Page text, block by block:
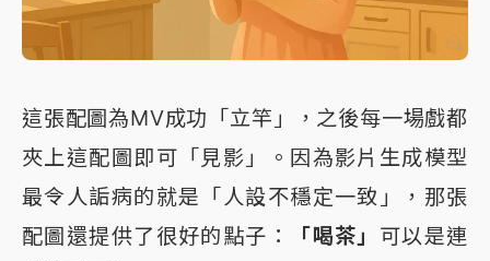
這張配圖為MV成功「立竿」，之後每一場戲都
夾上這配圖即可「見影」。因為影片生成模型
最令人詬病的就是「人設不穩定一致」，那張
配圖還提供了很好的點子：
「喝茶」 可以是連